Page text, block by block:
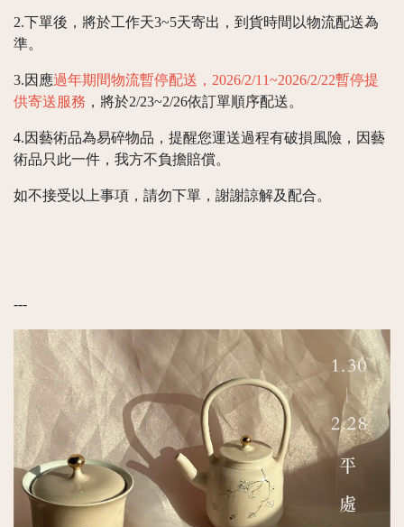
2.下單後，將於工作天3~5天寄出，到貨時間以物流配送為
準。
3.因應過年期間物流暫停配送，2026/2/11~2026/2/22暫停提
供寄送服務 ，將於2/23~2/26依訂單順序配送。
4.因藝術品為易碎物品，提醒您運送過程有破損風險，因藝
術品只此一件，我方不負擔賠償。
如不接受以上事項，請勿下單，謝謝諒解及配合。
---